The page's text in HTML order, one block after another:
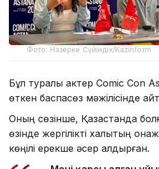
Фото: Назерке Сүйіндік/Kazinform
Бұл туралы актер Comic Con
өткен баспасөз мәжілісінде
Оның сөзінше, Қазақстанда
өзінде жергілікті халықтың
көңілі ерекше әсер қалдырған.